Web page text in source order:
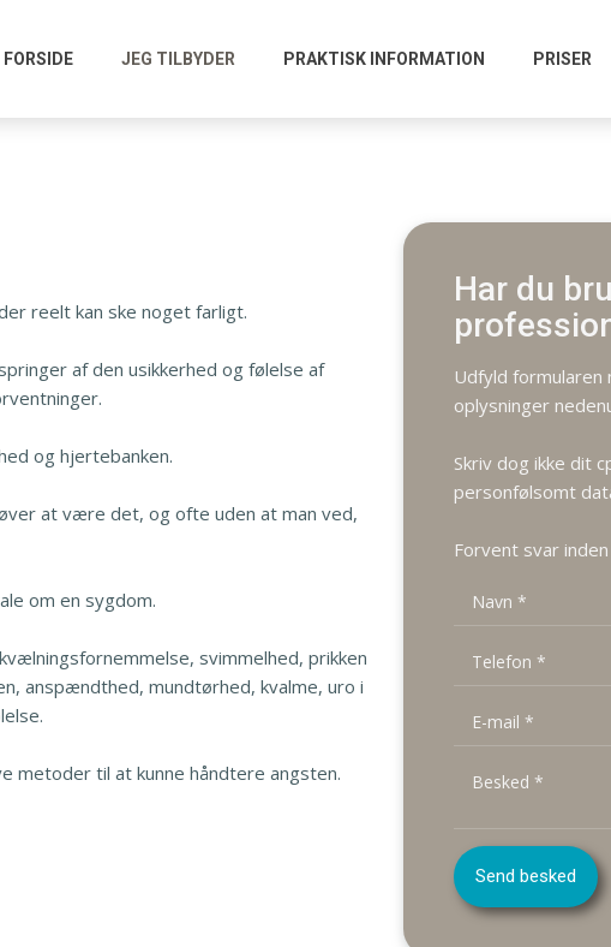
FORSIDE JEG TILBYDER PRAKTISK INFORMATION PRISER
reelt kan ske noget farligt.
af den usikkerhed og følelse af
og hjertebanken.
at være det, og ofte uden at man ved,
om en sygdom.
svimmelhed, prikken
anspændthed, mundtørhed, kvalme, uro i
metoder til at kunne håndtere angsten.​
Har du
Udfyld formularen
oplysninger
Skriv dog ikke dit
personfølsomt
Forvent svar